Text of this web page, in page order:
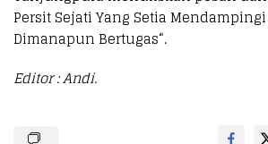
Persit Sejati Yang Setia
Dimanapun Bertugas“.
Editor : Andi.